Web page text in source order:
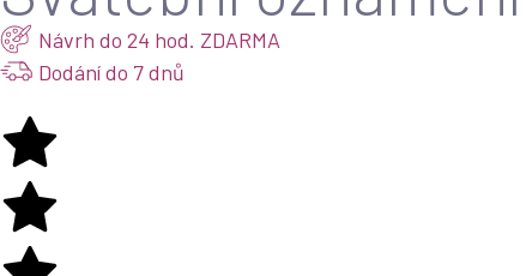
Návrh do 24 hod. ZDARMA
Dodání do 7 dnů